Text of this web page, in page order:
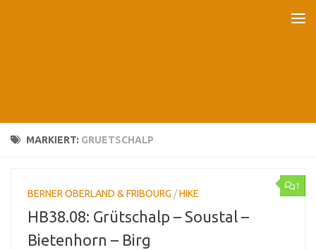
MARKIERT: GRUETSCHALP
1
BERNER OBERLAND & FRIBOURG /HIKE
HB38.08: Grütschalp – Soustal –
Bietenhorn – Birg